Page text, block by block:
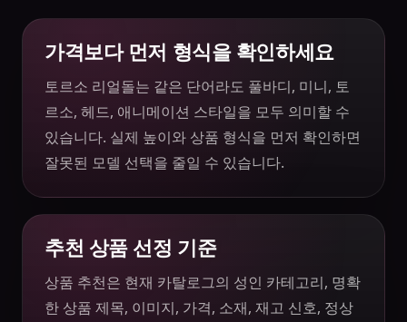
가격보다 먼저 형식을 확인하세요
토르소 리얼돌는 같은 단어라도 풀바디, 미니, 토
르소, 헤드, 애니메이션 스타일을 모두 의미할 수
있습니다. 실제 높이와 상품 형식을 먼저 확인하면
잘못된 모델 선택을 줄일 수 있습니다.
추천 상품 선정 기준
상품 추천은 현재 카탈로그의 성인 카테고리, 명확
한 상품 제목, 이미지, 가격, 소재, 재고 신호, 정상